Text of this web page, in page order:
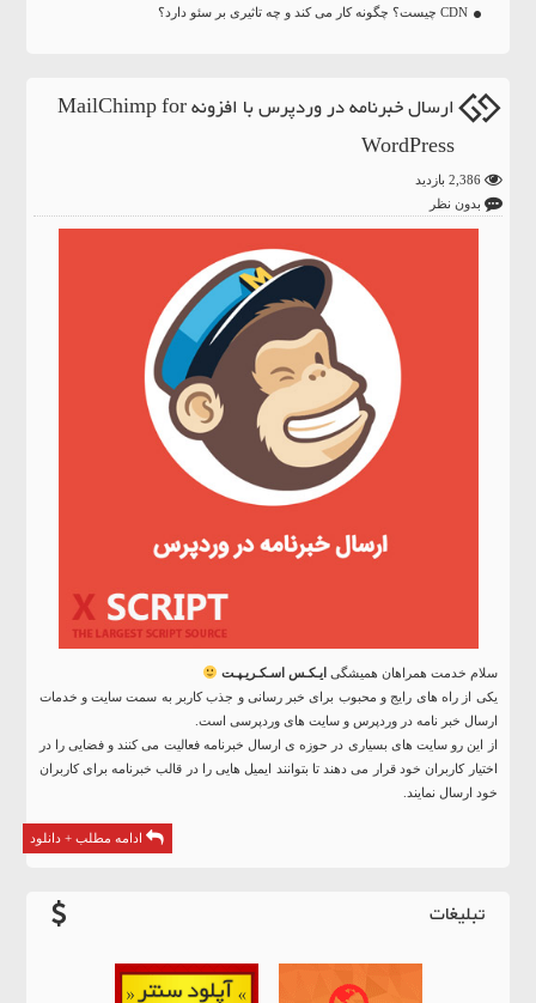
CDN چیست؟ چگونه کار می کند و چه تاثیری بر سئو دارد؟
ارسال خبرنامه در وردپرس با افزونه MailChimp for
WordPress
2,386 بازدید
بدون نظر
سلام خدمت همراهان همیشگی ایـکـس اسـکـریـپـت
یکی از راه های رایج و محبوب برای خبر رسانی و جذب کاربر به سمت سایت و خدمات
ارسال خبر نامه در وردپرس و سایت های وردپرسی است.
از این رو سایت های بسیاری در حوزه ی ارسال خبرنامه فعالیت می کنند و فضایی را در
اختیار کاربران خود قرار می دهند تا بتوانند ایمیل هایی را در قالب خبرنامه برای کاربران
خود ارسال نمایند.
ادامه مطلب + دانلود
تبلیغات